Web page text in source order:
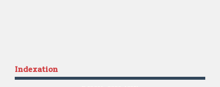
Indexation